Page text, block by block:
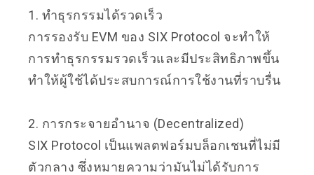
1. ทำธุรกรรมได้รวดเร็ว
การรองรับ EVM ของ SIX Protocol จะทำให้
การทำธุรกรรมรวดเร็วและมีประสิทธิภาพขึ้น
ทำให้ผู้ใช้ได้ประสบการณ์การใช้งานที่ราบรื่น
2. การกระจายอำนาจ (Decentralized)
SIX Protocol เป็นแพลตฟอร์มบล็อกเชนที่ไม่มี
ตัวกลาง ซึ่งหมายความว่ามันไม่ได้รับการ